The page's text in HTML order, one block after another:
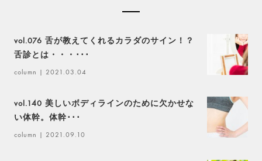
vol.076 舌が教えてくれるカラダのサイン！？
舌診とは・・・･･･
column | 2021.03.04
vol.140 美しいボディラインのために欠かせな
い体幹。体幹･･･
column | 2021.09.10